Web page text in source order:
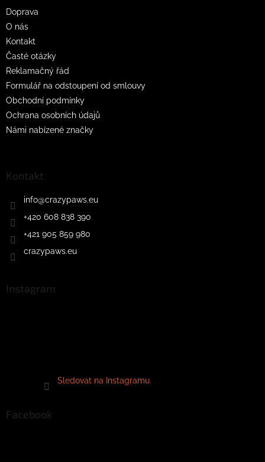
Doprava
O nás
Kontakt
Časté otázky
Reklamačný řád
Formulář na odstoupení od smlouvy
Obchodní podmínky
Ochrana osobních údajů
Námi nabízené značky
Kontakt
info@crazypaws.eu
+420 608 838 390
+421 905 859 980
crazypaws.eu
Instagram
Sledovat na Instagramu
Facebook